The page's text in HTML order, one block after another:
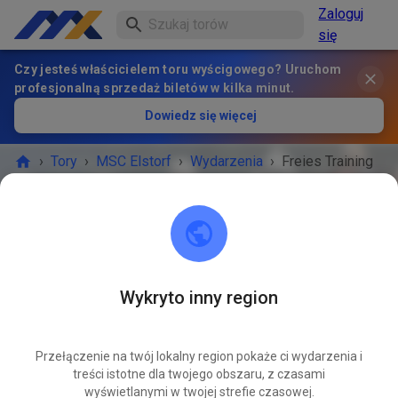
Zaloguj
się
Czy jesteś właścicielem toru wyścigowego? Uruchom
profesjonalną sprzedaż biletów w kilka minut.
Dowiedz się więcej
› Tory › MSC Elstorf › Wydarzenia › Freies Training
Freies Training
sobota 09:00-18:00
Wykryto inny region
Przełączenie na twój lokalny region pokaże ci wydarzenia i
treści istotne dla twojego obszaru, z czasami
wyświetlanymi w twojej strefie czasowej.